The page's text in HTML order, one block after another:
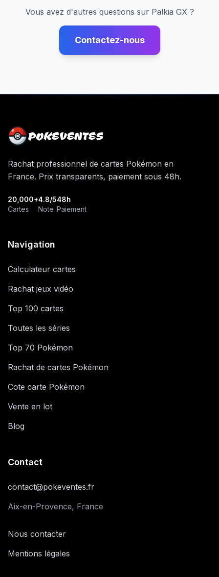
Vous avez d'autres questions sur Palkia GX?
Contactez-nous
POKEVENTES
Rachat professionnel de cartes Pokémon en
France. Prix transparents, paiement sous 48h.
20,000+
Cartes
4.8/5
Note
48h
Paiement
Navigation
Calculateur cartes
Rachat jeux vidéo
Top 100 cartes
Toutes les séries
Top 70 Pokémon
Rachat de cartes Pokémon
Cote carte Pokémon
Vente en lot
Blog
Contact
contact@pokeventes.fr
Aix-en-Provence, France
Nous contacter
Mentions légales